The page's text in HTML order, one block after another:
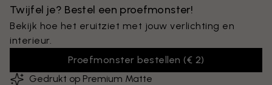
Twijfel je? Bestel een proefmonster!
Bekijk hoe het eruitziet met jouw verlichting en
interieur.
Proefmonster bestellen (€ 2)
Gedrukt op Premium Matte